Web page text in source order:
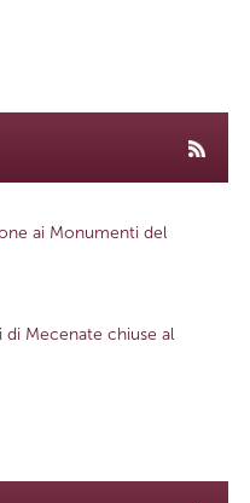
ai Monumenti del
di Mecenate chiuse al